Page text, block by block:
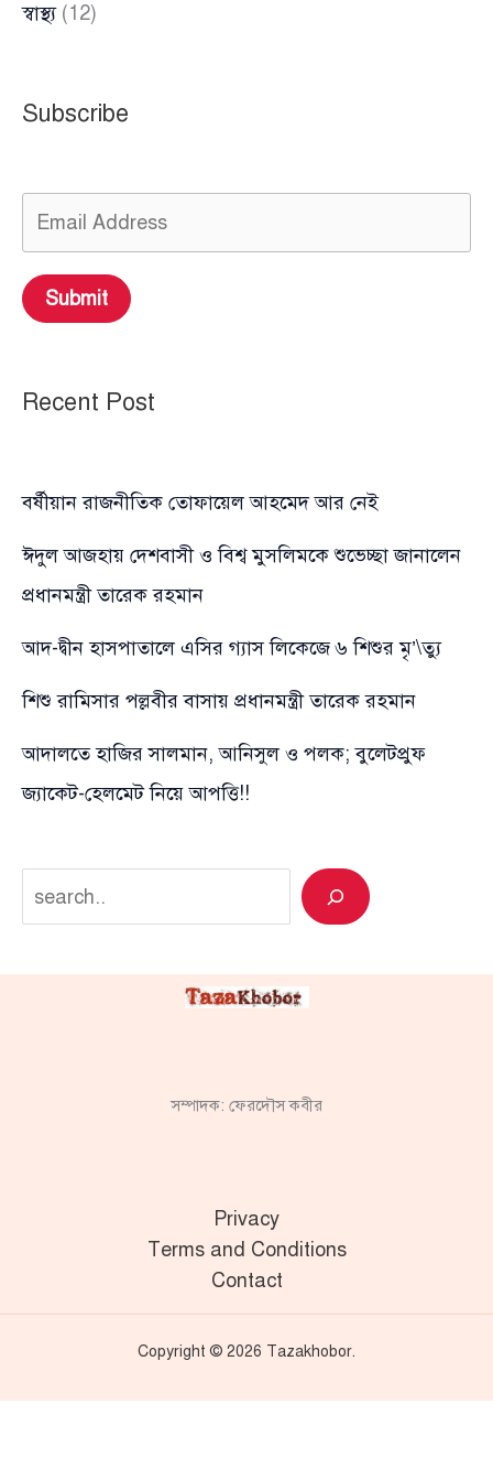
স্বাস্থ্য(12)
Subscribe
Submit
Recent Post
বর্ষীয়ান রাজনীতিক তোফায়েল আহমেদ আর নেই
ঈদুল আজহায় দেশবাসী ও বিশ্ব মুসলিমকে শুভেচ্ছা জানালেন
প্রধানমন্ত্রী তারেক রহমান
আদ-দ্বীন হাসপাতালে এসির গ্যাস লিকেজে ৬ শিশুর মৃ’\ত্যু
শিশু রামিসার পল্লবীর বাসায় প্রধানমন্ত্রী তারেক রহমান
আদালতে হাজির সালমান, আনিসুল ও পলক; বুলেটপ্রুফ
জ্যাকেট-হেলমেট নিয়ে আপত্তি!!
Search
সম্পাদক: ফেরদৌস কবীর
Privacy
Terms and Conditions
Contact
Copyright © 2026 Tazakhobor.